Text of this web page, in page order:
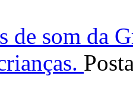
de som da